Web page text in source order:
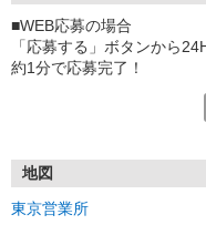
■WEB応募の場合
「応募する」ボタンから
約1分で応募完了！
①応募から3営業日を目安に
地図
東京営業所